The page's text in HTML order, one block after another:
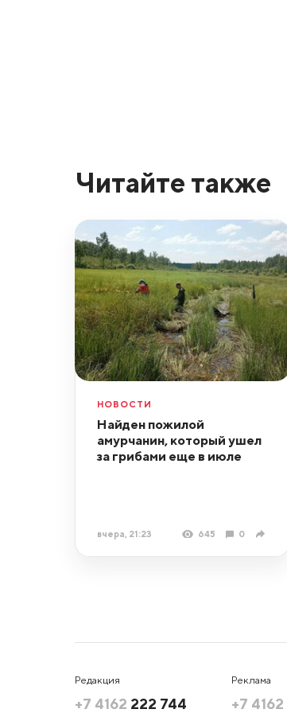
Читайте также
НОВОСТИ
Найден пожилой
амурчанин, который ушел
за грибами еще в июле
вчера, 21:23 645 0
Редакция
+7 4162 222 744
Реклама
+7 4162